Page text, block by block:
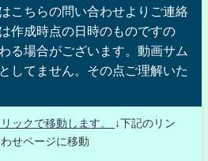
こちらの問い合わせよりご連絡
作成時点の日時のものですの
る場合がございます。動画サム
してません。その点ご理解いた
ックで移動します。
↓下記のリン
せページに移動